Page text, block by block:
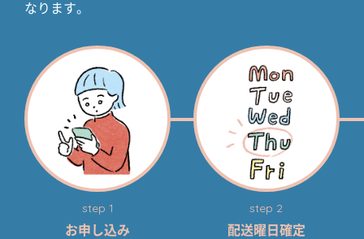
なります。
step 1
お申し込み
step 2
配送曜日確定